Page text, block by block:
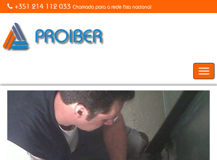
+351 214 112 033 Chamada para a rede fixa nacional